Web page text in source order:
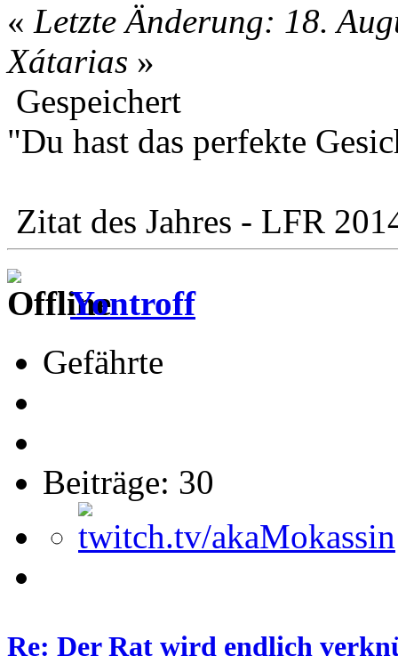
« Letzte Änderung: 18.
Xátarias »
Gespeichert
"Du hast das perfekte
Zitat des Jahres - LFR
Yontroff
Gefährte
Beiträge: 30
Re: Der Rat wird endlich